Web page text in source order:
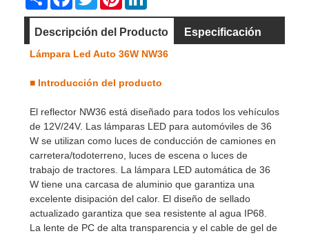
Descripción del Producto Especificación
Dimensión
Lámpara Led Auto 36W NW36
■ Introducción del producto
El reflector NW36 está diseñado para todos los vehículos
de 12V/24V. Las lámparas LED para automóviles de 36
W se utilizan como luces de conducción de camiones en
carretera/todoterreno, luces de escena o luces de
trabajo de tractores. La lámpara LED automática de 36
W tiene una carcasa de aluminio que garantiza una
excelente disipación del calor. El diseño de sellado
actualizado garantiza que sea resistente al agua IP68.
La lente de PC de alta transparencia y el cable de gel de